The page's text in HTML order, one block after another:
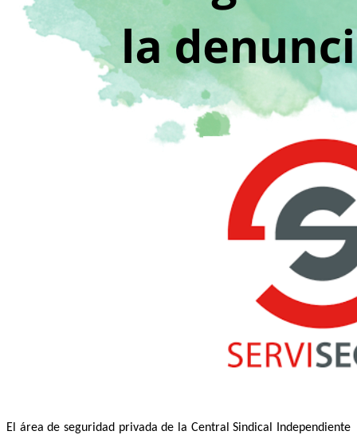
El área de seguridad privada de la Central Sindical Independiente